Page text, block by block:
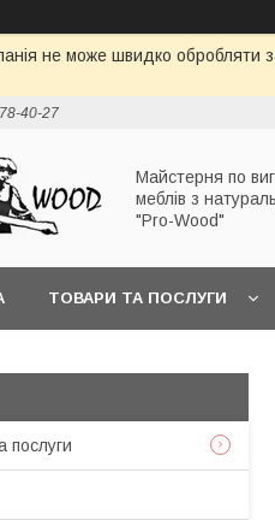
не може швидко обробляти
40-27
Майстерня по
меблів з
"Pro-Wood"
ТОВАРИ ТА ПОСЛУГИ
послуги